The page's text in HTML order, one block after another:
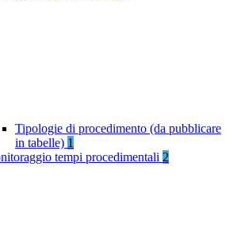
Tipologie di procedimento (da pubblicare
in tabelle) 1
tempi procedimentali 2